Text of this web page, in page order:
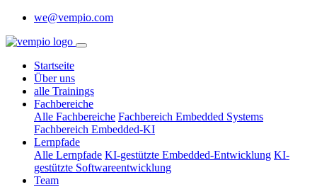
we@vempio.com
Startseite
Über uns
alle Trainings
Fachbereiche
Alle Fachbereiche Fachbereich Embedded Systems
Fachbereich Embedded-KI
Lernpfade
Alle Lernpfade KI-gestützte Embedded-Entwicklung KI-
gestützte Softwareentwicklung
Team